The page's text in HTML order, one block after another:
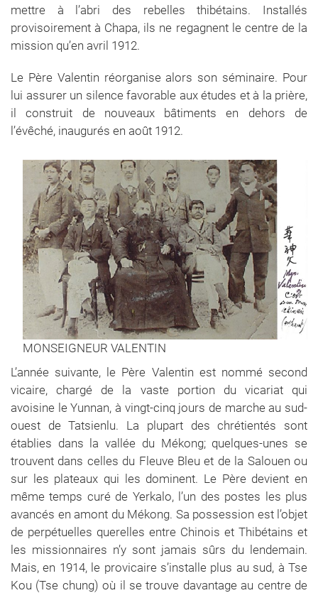
mettre à l’abri des rebelles thibétains. Installés
provisoirement à Chapa, ils ne regagnent le centre de la
mission qu’en avril 1912.
Le Père Valentin réorganise alors son séminaire. Pour
lui assurer un silence favorable aux études et à la prière,
il construit de nouveaux bâtiments en dehors de
l’évêché, inaugurés en août 1912.
MONSEIGNEUR VALENTIN
L’année suivante, le Père Valentin est nommé second
vicaire, chargé de la vaste portion du vicariat qui
avoisine le Yunnan, à vingt-cinq jours de marche au sud-
ouest de Tatsienlu. La plupart des chrétientés sont
établies dans la vallée du Mékong; quelques-unes se
trouvent dans celles du Fleuve Bleu et de la Salouen ou
sur les plateaux qui les dominent. Le Père devient en
même temps curé de Yerkalo, l’un des postes les plus
avancés en amont du Mékong. Sa possession est l’objet
de perpétuelles querelles entre Chinois et Thibétains et
les missionnaires n’y sont jamais sûrs du lendemain.
Mais, en 1914, le provicaire s’installe plus au sud, à Tse
Kou (Tse chung) où il se trouve davantage au centre de